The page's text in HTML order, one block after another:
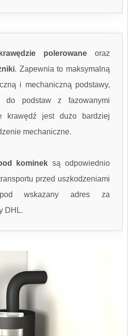
krawędzie polerowane oraz
. Zapewnia to maksymalną
i mechaniczną podstawy,
do podstaw z fazowanymi
krawędź jest dużo bardziej
mechaniczne.
kominek są odpowiednio
przed uszkodzeniami
wskazany adres za
DHL.